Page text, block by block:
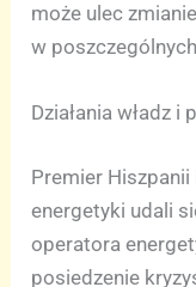
może ulec
w
Działania władz i
Premier
energetyki udali
operatora
posiedzenie